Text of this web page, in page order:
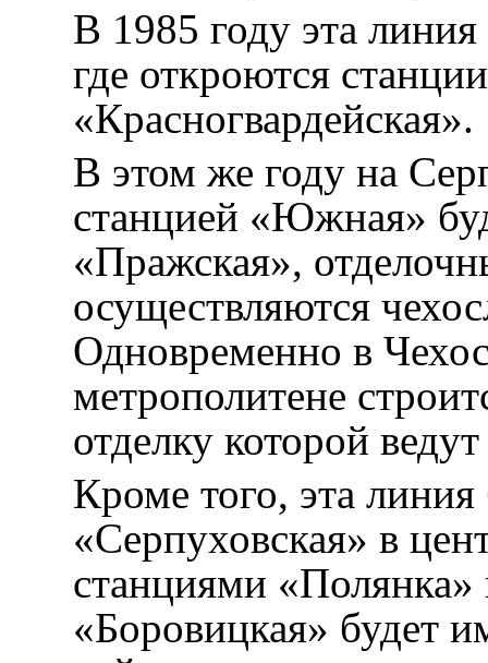
В 1985 году эта
где откроются
«Красногвардейская».
В этом же году на
станцией «Южная»
«Пражская»,
осуществляются
Одновременно в
метрополитене
отделку которой
Кроме того, эта
«Серпуховская» в
станциями
«Боровицкая» будет